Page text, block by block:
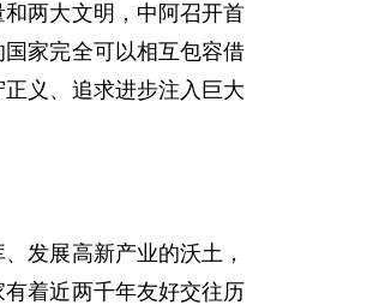
两大文明，中阿召开首
家完全可以相互包容借
义、追求进步注入巨大
发展高新产业的沃土，
着近两千年友好交往历